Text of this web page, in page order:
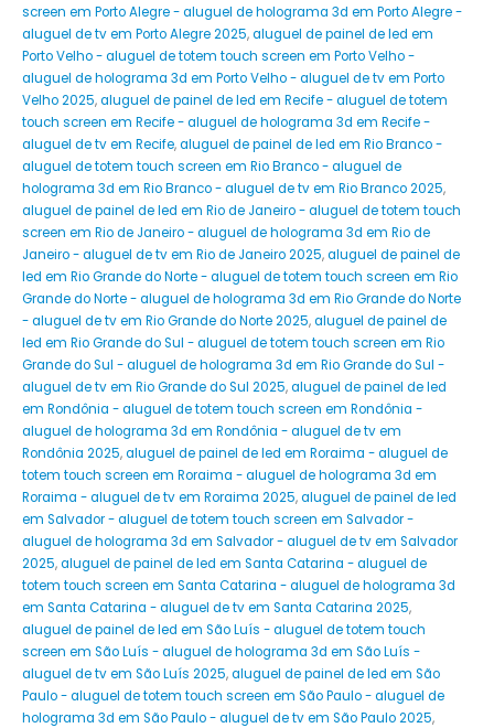
screen em Porto Alegre - aluguel de holograma 3d em Porto Alegre -
aluguel de tv em Porto Alegre 2025,aluguel de painel de led em
Porto Velho - aluguel de totem touch screen em Porto Velho -
aluguel de holograma 3d em Porto Velho - aluguel de tv em Porto
Velho 2025,aluguel de painel de led em Recife - aluguel de totem
touch screen em Recife - aluguel de holograma 3d em Recife -
aluguel de tv em Recife,aluguel de painel de led em Rio Branco -
aluguel de totem touch screen em Rio Branco - aluguel de
holograma 3d em Rio Branco - aluguel de tv em Rio Branco 2025,
aluguel de painel de led em Rio de Janeiro - aluguel de totem touch
screen em Rio de Janeiro - aluguel de holograma 3d em Rio de
Janeiro - aluguel de tv em Rio de Janeiro 2025,aluguel de painel de
led em Rio Grande do Norte - aluguel de totem touch screen em Rio
Grande do Norte - aluguel de holograma 3d em Rio Grande do Norte
- aluguel de tv em Rio Grande do Norte 2025,aluguel de painel de
led em Rio Grande do Sul - aluguel de totem touch screen em Rio
Grande do Sul - aluguel de holograma 3d em Rio Grande do Sul -
aluguel de tv em Rio Grande do Sul 2025,aluguel de painel de led
em Rondônia - aluguel de totem touch screen em Rondônia -
aluguel de holograma 3d em Rondônia - aluguel de tv em
Rondônia 2025,aluguel de painel de led em Roraima - aluguel de
totem touch screen em Roraima - aluguel de holograma 3d em
Roraima - aluguel de tv em Roraima 2025,aluguel de painel de led
em Salvador - aluguel de totem touch screen em Salvador -
aluguel de holograma 3d em Salvador - aluguel de tv em Salvador
2025,aluguel de painel de led em Santa Catarina - aluguel de
totem touch screen em Santa Catarina - aluguel de holograma 3d
em Santa Catarina - aluguel de tv em Santa Catarina 2025,
aluguel de painel de led em São Luís - aluguel de totem touch
screen em São Luís - aluguel de holograma 3d em São Luís -
aluguel de tv em São Luís 2025,aluguel de painel de led em São
Paulo - aluguel de totem touch screen em São Paulo - aluguel de
holograma 3d em São Paulo - aluguel de tv em São Paulo 2025,